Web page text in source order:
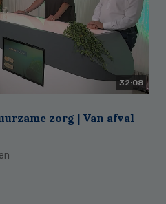
32:08
zorg | Van afval